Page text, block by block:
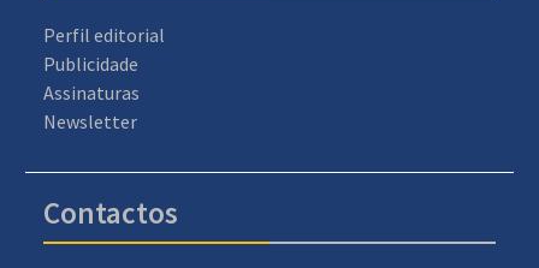
Perfil editorial
Publicidade
Assinaturas
Newsletter
Contactos